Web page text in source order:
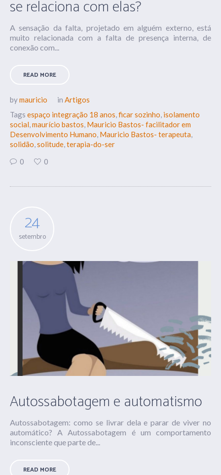
se relaciona com elas?
A sensação da falta, projetado em alguém externo, está
muito relacionada com a falta de presença interna, de
conexão com...
READ MORE
bymauricio in Artigos
Tags espaço integração 18 anos,ficar sozinho, isolamento
social,maurício bastos, Mauricio Bastos- facilitador em
Desenvolvimento Humano, Mauricio Bastos- terapeuta,
solidão,solitude,terapia-do-ser
0
0
24
setembro
Autossabotagem e automatismo
Autossabotagem: como se livrar dela e parar de viver no
automático? A Autossabotagem é um comportamento
inconsciente que parte de...
READ MORE